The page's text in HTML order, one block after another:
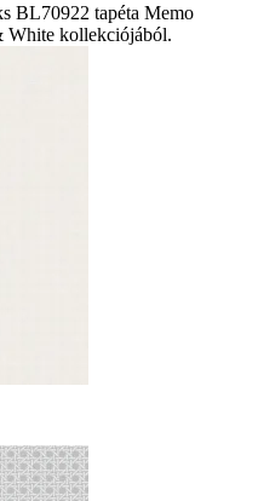
BL70922 tapéta Memo
White kollekciójából.